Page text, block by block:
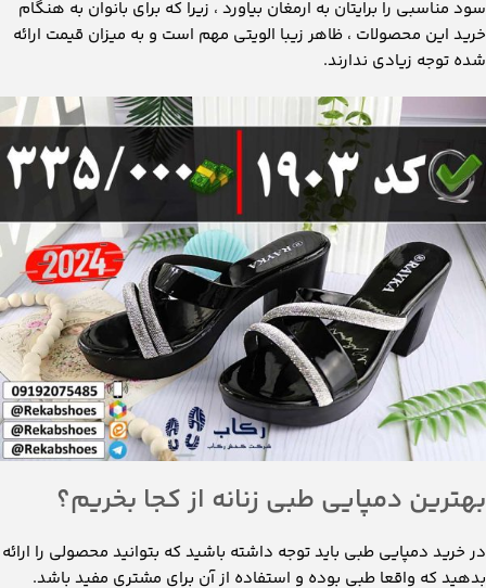
سود مناسبی را برایتان به ارمغان بیاورد ، زیرا که برای بانوان به هنگام
خرید این محصولات ، ظاهر زیبا الویتی مهم است و به میزان قیمت ارائه
شده توجه زیادی ندارند.
بهترین دمپایی طبی زنانه از کجا بخریم؟
در خرید دمپایی طبی باید توجه داشته باشید که بتوانید محصولی را ارائه
بدهید که واقعا طبی بوده و استفاده از آن برای مشتری مفید باشد.